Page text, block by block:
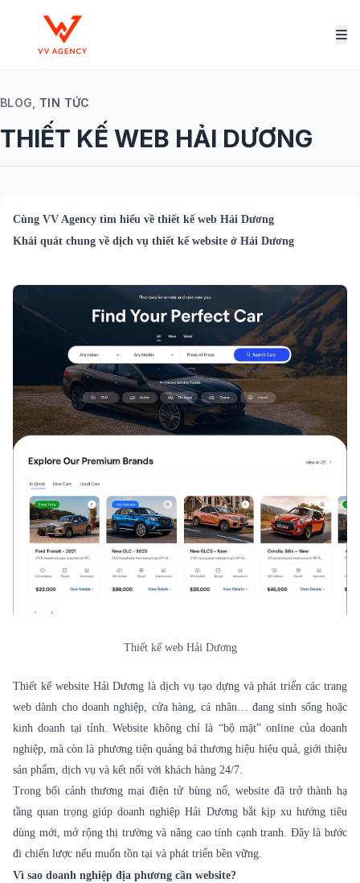
BLOG, TIN TỨC
THIẾT KẾ WEB HẢI DƯƠNG
Cùng VV Agency tìm hiểu về thiết kế web Hải Dương
Khái quát chung về dịch vụ thiết kế website ở Hải Dương
Thiết kế web Hải Dương
Thiết kế websiteHải Dương là dịch vụ tạo dựng và phát triển các trang
web dành cho doanh nghiệp, cửa hàng, cá nhân… đang sinh sống hoặc
kinh doanh tại tỉnh. Website không chỉ là “bộ mặt” online của doanh
nghiệp, mà còn là phương tiện quảng bá thương hiệu hiệu quả, giới thiệu
sản phẩm, dịch vụ và kết nối với khách hàng 24/7.
Trong bối cảnh thương mại điện tử bùng nổ, website đã trở thành hạ
tầng quan trọng giúp doanh nghiệp Hải Dương bắt kịp xu hướng tiêu
dùng mới, mở rộng thị trường và nâng cao tính cạnh tranh. Đây là bước
đi chiến lược nếu muốn tồn tại và phát triển bền vững.
Vì sao doanh nghiệp địa phương cần website?